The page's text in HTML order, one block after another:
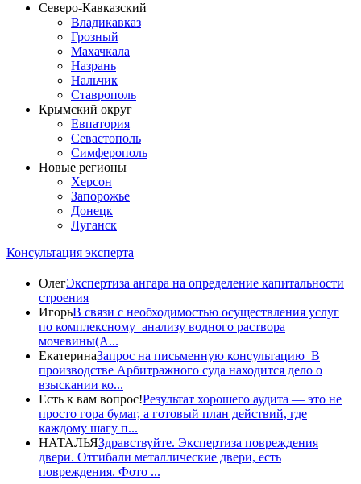
Северо-Кавказский
Владикавказ
Грозный
Махачкала
Назрань
Нальчик
Ставрополь
Крымский округ
Евпатория
Севастополь
Симферополь
Новые регионы
Херсон
Запорожье
Донецк
Луганск
Консультация эксперта
ОлегЭкспертиза ангара на определение капитальности
строения
ИгорьВ связи с необходимостью осуществления услуг
по комплексному анализу водного раствора
мочевины(A...
ЕкатеринаЗапрос на письменную консультацию В
производстве Арбитражного суда находится дело о
взыскании ко...
Есть к вам вопрос!Результат хорошего аудита — это не
просто гора бумаг, а готовый план действий, где
каждому шагу п...
НАТАЛЬЯЗдравствуйте. Экспертиза повреждения
двери. Отгибали металлические двери, есть
повреждения. Фото ...